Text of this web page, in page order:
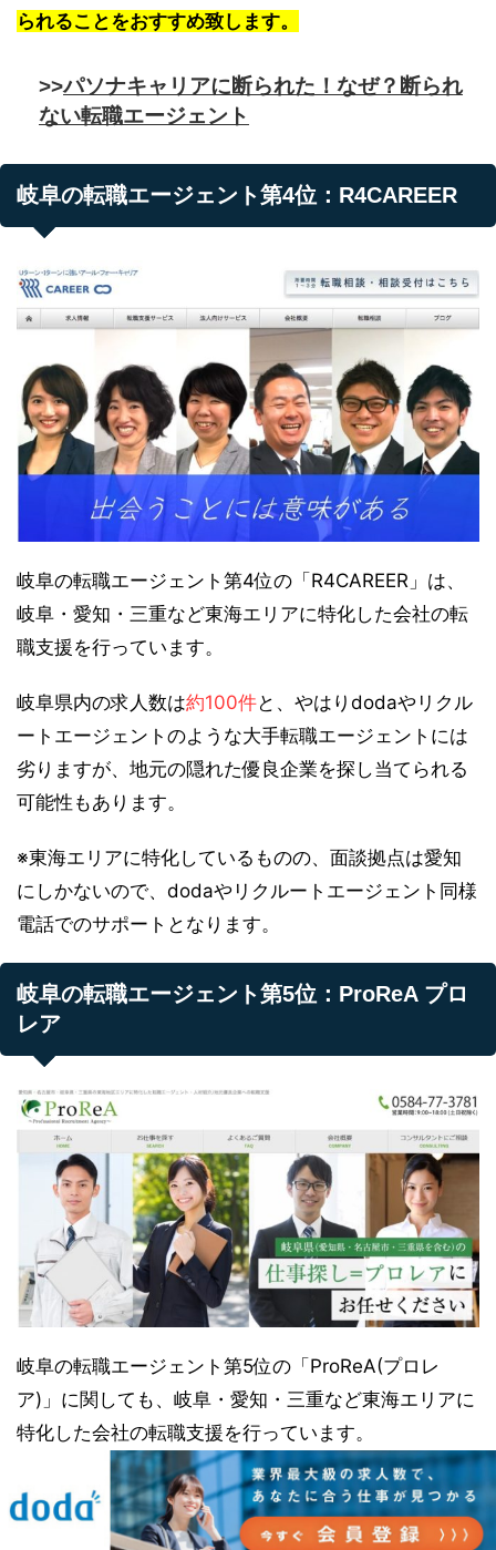
られることをおすすめ致します。
>>パソナキャリアに断られた！なぜ？断られ
ない転職エージェント
岐阜の転職エージェント第4位：R4CAREER
岐阜の転職エージェント第4位の「R4CAREER」は、
岐阜・愛知・三重など東海エリアに特化した会社の転
職支援を行っています。
岐阜県内の求人数は約100件と、やはりdodaやリクル
ートエージェントのような大手転職エージェントには
劣りますが、地元の隠れた優良企業を探し当てられる
可能性もあります。
※東海エリアに特化しているものの、面談拠点は愛知
にしかないので、dodaやリクルートエージェント同様
電話でのサポートとなります。
岐阜の転職エージェント第5位：ProReA プロ
レア
岐阜の転職エージェント第5位の「ProReA(プロレ
ア)」に関しても、岐阜・愛知・三重など東海エリアに
特化した会社の転職支援を行っています。
岐阜県内のエリアを飛騨地区/中濃地区/岐阜地区/西濃
地区/東濃地区と細分化して求人を探せるので、より細